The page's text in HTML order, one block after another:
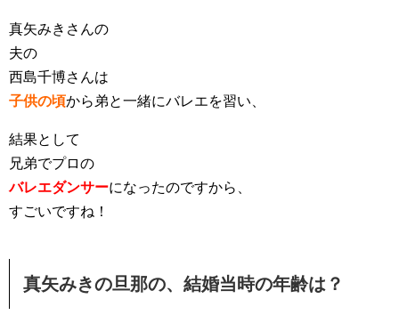
真矢みきさんの
夫の
西島千博さんは
子供の頃から弟と一緒にバレエを習い、
結果として
兄弟でプロの
バレエダンサーになったのですから、
すごいですね！
真矢みきの旦那の、結婚当時の年齢は？